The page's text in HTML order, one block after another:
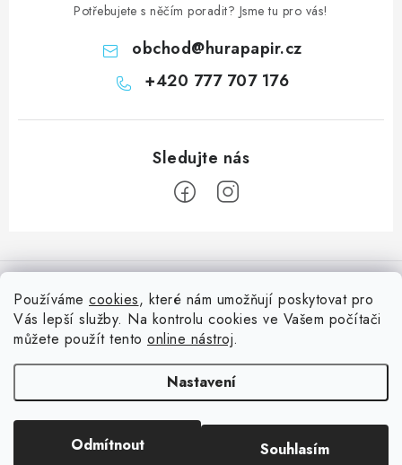
Používáme cookies, které nám umožňují poskytovat pro
Vás lepší služby. Na kontrolu cookies ve Vašem počítači
můžete použít tento online nástroj.
Nastavení
Odmítnout Souhlasím
Potřebujete s něčím poradit? Jsme tu pro vás!
obchod@hurapapir.cz
+420 777 707 176
á
Doprava
Oblíbené ♥️
Hodnocení obchodu
Nepřehlédněte
Blog s nápady a návody
Slovník pojmů, české návody
. Všechna práva vyhrazena.Upravit nastavení